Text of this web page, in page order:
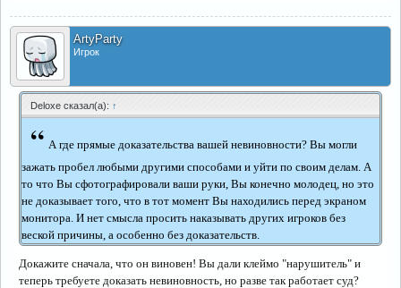
ArtyParty
Игрок
Deloxe сказал(а): ↑
“ А где прямые доказательства вашей невиновности? Вы могли
зажать пробел любыми другими способами и уйти по своим делам. А
то что Вы сфотографировали ваши руки, Вы конечно молодец, но это
не доказывает того, что в тот момент Вы находились перед экраном
монитора. И нет смысла просить наказывать других игроков без
веской причины, а особенно без доказательств.
Докажите сначала, что он виновен! Вы дали клеймо "нарушитель" и
теперь требуете доказать невиновность, но разве так работает суд?